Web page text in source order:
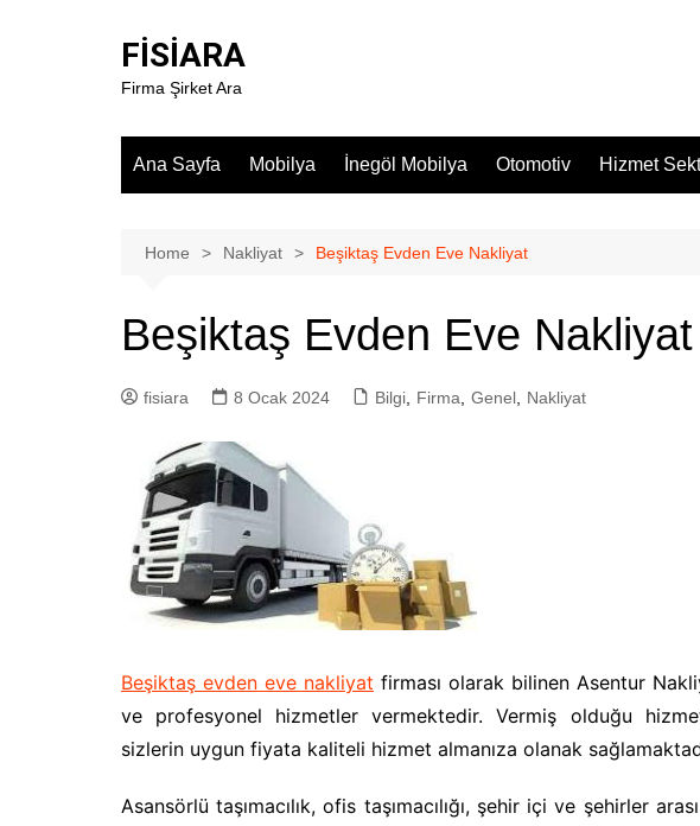
FİSİARA
Firma Şirket Ara
Ana Sayfa Mobilya İnegöl Mobilya Otomotiv Hizmet
Home Nakliyat Beşiktaş Evden Eve Nakliyat
Beşiktaş Evden Eve Nakliyat
fisiara 8 Ocak 2024 Bilgi Firma Genel Nakliyat
Beşiktaş evden eve nakliyat firması olarak bilinen Asentur
ve profesyonel hizmetler vermektedir. Vermiş olduğu
sizlerin uygun fiyata kaliteli hizmet almanıza olanak
Asansörlü taşımacılık, ofis taşımacılığı, şehir içi ve şehirler